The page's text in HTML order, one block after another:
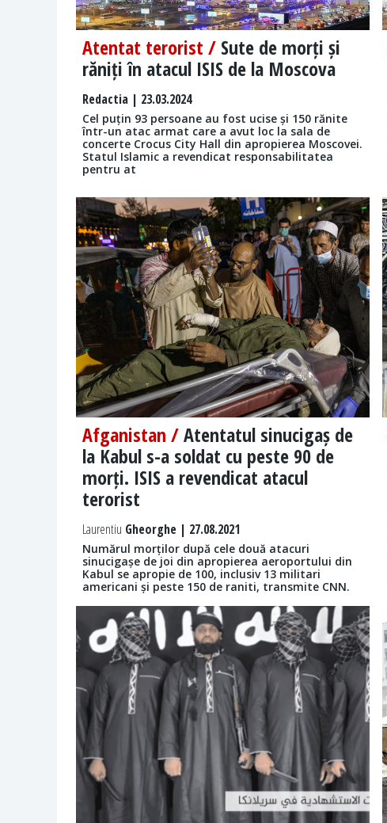
Atentat terorist / Sute de morți și
răniți în atacul ISIS de la Moscova
Redactia | 23.03.2024
Cel puțin 93 persoane au fost ucise și 150 rănite
într-un atac armat care a avut loc la sala de
concerte Crocus City Hall din apropierea Moscovei.
Statul Islamic a revendicat responsabilitatea
pentru at
Afganistan /Atentatul sinucigaș de
la Kabul s-a soldat cu peste 90 de
morți. ISIS a revendicat atacul
terorist
Laurentiu Gheorghe | 27.08.2021
Numărul morților după cele două atacuri
sinucigașe de joi din apropierea aeroportului din
Kabul se apropie de 100, inclusiv 13 militari
americani și peste 150 de raniti, transmite CNN.